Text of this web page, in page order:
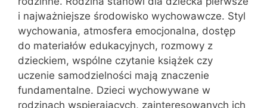
i najważniejsze środowisko wychowawcze. Styl
wychowania, atmosfera emocjonalna, dostęp
do materiałów edukacyjnych, rozmowy z
dzieckiem, wspólne czytanie książek czy
uczenie samodzielności mają znaczenie
fundamentalne. Dzieci wychowywane w
rodzinach wspierających, zainteresowanych ich